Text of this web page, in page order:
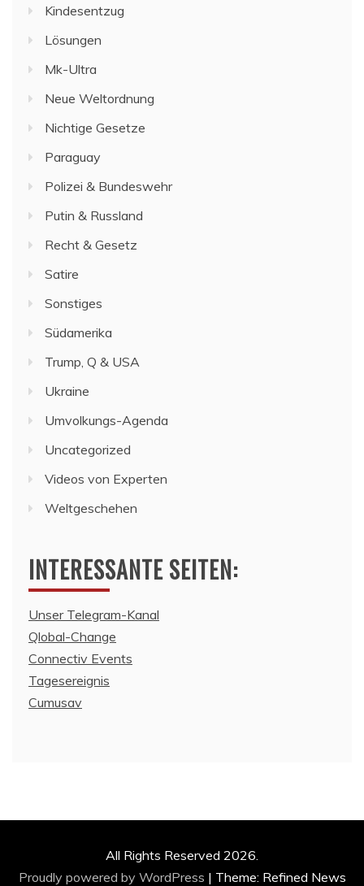
Kindesentzug
Lösungen
Mk-Ultra
Neue Weltordnung
Nichtige Gesetze
Paraguay
Polizei & Bundeswehr
Putin & Russland
Recht & Gesetz
Satire
Sonstiges
Südamerika
Trump, Q & USA
Ukraine
Umvolkungs-Agenda
Uncategorized
Videos von Experten
Weltgeschehen
INTERESSANTE SEITEN:
Unser Telegram-Kanal
Qlobal-Change
Connectiv Events
Tagesereignis
Cumusav
All Rights Reserved 2026.
Proudly powered by WordPress | Theme: Refined News